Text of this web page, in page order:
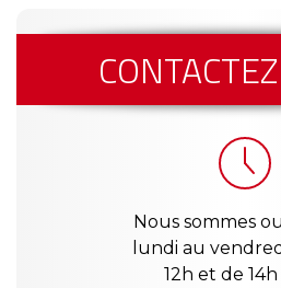
Nous sommes
lundi au
12h et de 14h